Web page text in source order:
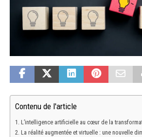
Contenu de l'article
L’intelligence artificielle au cœur de la
La réalité augmentée et virtuelle : une nouvelle